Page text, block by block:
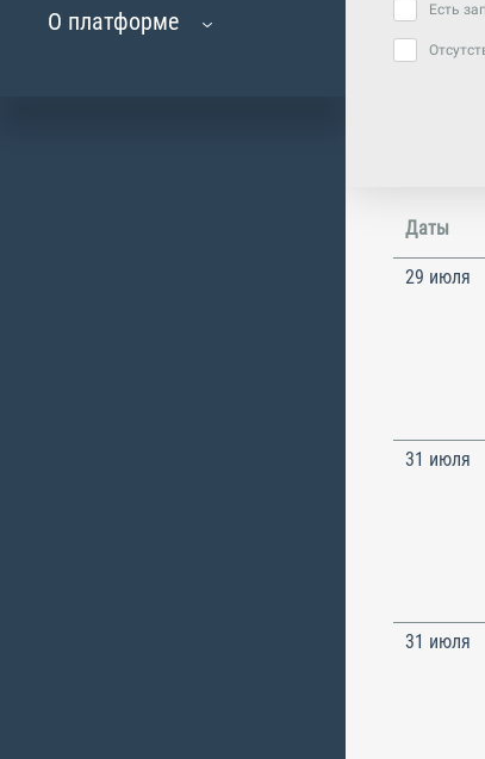
О платформе
Есть
Даты
29 июля
31 июля
31 июля